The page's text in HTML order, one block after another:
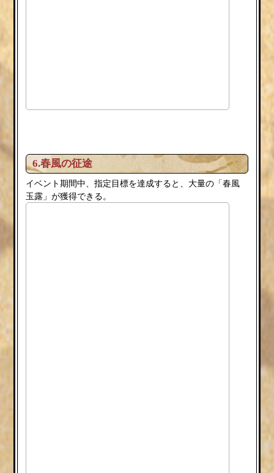
6.春風の征途
イベント期間中、指定目標を達成すると、大量の「春風
玉露」が獲得できる。